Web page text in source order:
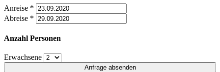
Anreise *
Abreise *
Anzahl Personen
Erwachsene
Anfrage absenden